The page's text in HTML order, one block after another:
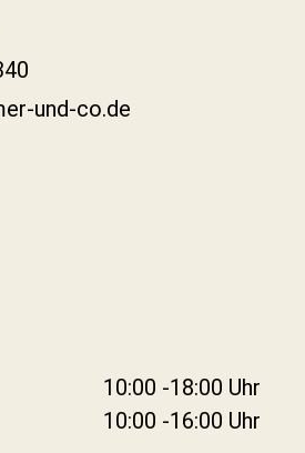
und-co.de
10:00 -18:00 Uhr
10:00 -16:00 Uhr